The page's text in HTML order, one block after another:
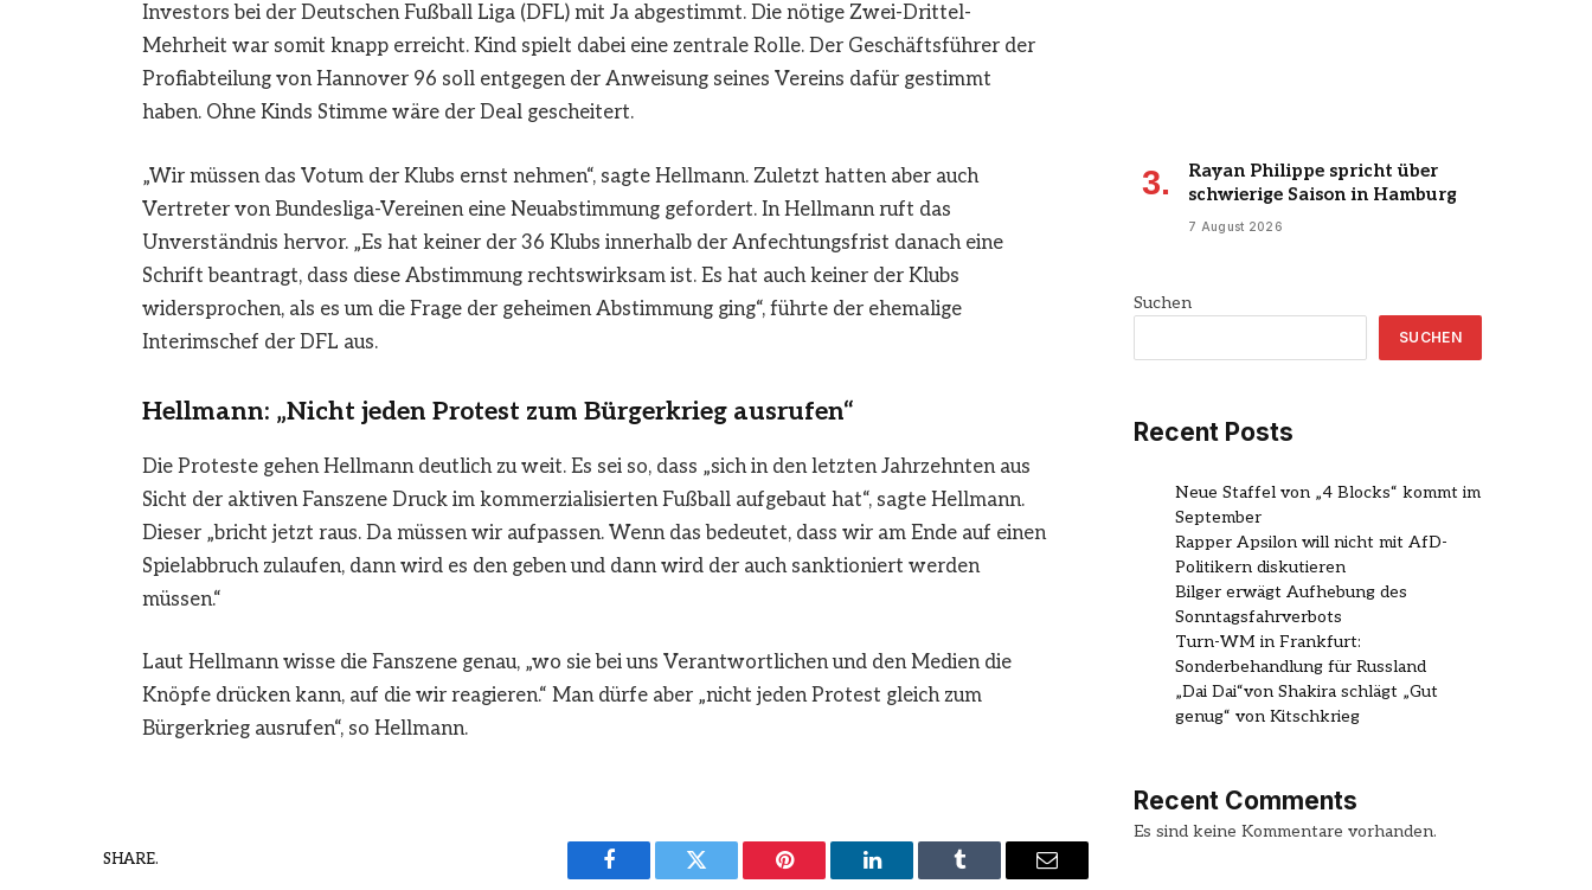
Investors bei der Deutschen Fußball Liga (DFL) mit Ja abgestimmt. Die nötige Zwei-Drittel-
Mehrheit war somit knapp erreicht. Kind spielt dabei eine zentrale Rolle. Der Geschäftsführer der
Profiabteilung von Hannover 96 soll entgegen der Anweisung seines Vereins dafür gestimmt
haben. Ohne Kinds Stimme wäre der Deal gescheitert.
„Wir müssen das Votum der Klubs ernst nehmen“, sagte Hellmann. Zuletzt hatten aber auch
Vertreter von Bundesliga-Vereinen eine Neuabstimmung gefordert. In Hellmann ruft das
Unverständnis hervor. „Es hat keiner der 36 Klubs innerhalb der Anfechtungsfrist danach eine
Schrift beantragt, dass diese Abstimmung rechtswirksam ist. Es hat auch keiner der Klubs
widersprochen, als es um die Frage der geheimen Abstimmung ging“, führte der ehemalige
Interimschef der DFL aus.
Hellmann: „Nicht jeden Protest zum Bürgerkrieg ausrufen“
Die Proteste gehen Hellmann deutlich zu weit. Es sei so, dass „sich in den letzten Jahrzehnten aus
Sicht der aktiven Fanszene Druck im kommerzialisierten Fußball aufgebaut hat“, sagte Hellmann.
Dieser „bricht jetzt raus. Da müssen wir aufpassen. Wenn das bedeutet, dass wir am Ende auf einen
Spielabbruch zulaufen, dann wird es den geben und dann wird der auch sanktioniert werden
müssen.“
Laut Hellmann wisse die Fanszene genau, „wo sie bei uns Verantwortlichen und den Medien die
Knöpfe drücken kann, auf die wir reagieren.“ Man dürfe aber „nicht jeden Protest gleich zum
Bürgerkrieg ausrufen“, so Hellmann.
SHARE.
Facebook Twitter Pinterest LinkedIn Tumblr Email
Rayan Philippe spricht über
schwierige Saison in Hamburg
7 August 2026
Suchen
SUCHEN
Recent Posts
Neue Staffel von „4 Blocks“ kommt im
September
Rapper Apsilon will nicht mit AfD-
Politikern diskutieren
Bilger erwägt Aufhebung des
Sonntagsfahrverbots
Turn-WM in Frankfurt:
Sonderbehandlung für Russland
„Dai Dai“von Shakira schlägt „Gut
genug“ von Kitschkrieg
Recent Comments
Es sind keine Kommentare vorhanden.